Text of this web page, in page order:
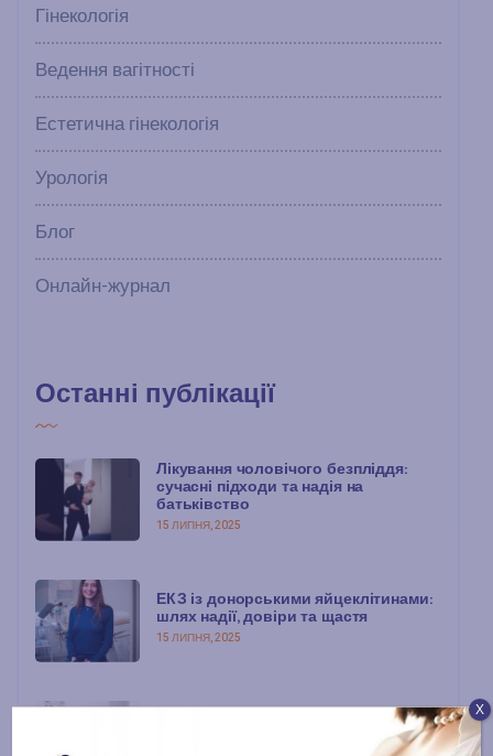
Гінекологія
Ведення вагітності
Естетична гінекологія
Урологія
Блог
Онлайн-журнал
Останні публікації
Лікування чоловічого безпліддя:
сучасні підходи та надія на
батьківство
15 ЛИПНЯ, 2025
ЕКЗ із донорськими яйцеклітинами:
шлях надії, довіри та щастя
15 ЛИПНЯ, 2025
Консультація з репродуктологом:
перший крок до мрії про дитину
Х